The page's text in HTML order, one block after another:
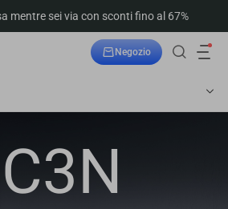
mentre sei via con sconti fino al 67%
Negozio
C3N